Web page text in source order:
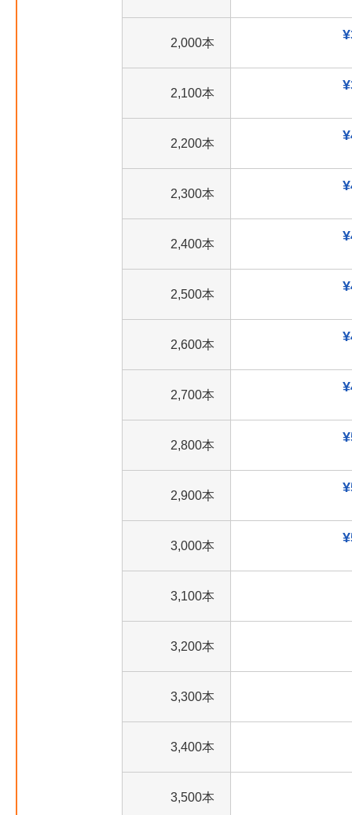
2,000本
2,100本
2,200本
2,300本
2,400本
2,500本
2,600本
2,700本
2,800本
2,900本
3,000本
3,100本
3,200本
3,300本
3,400本
3,500本